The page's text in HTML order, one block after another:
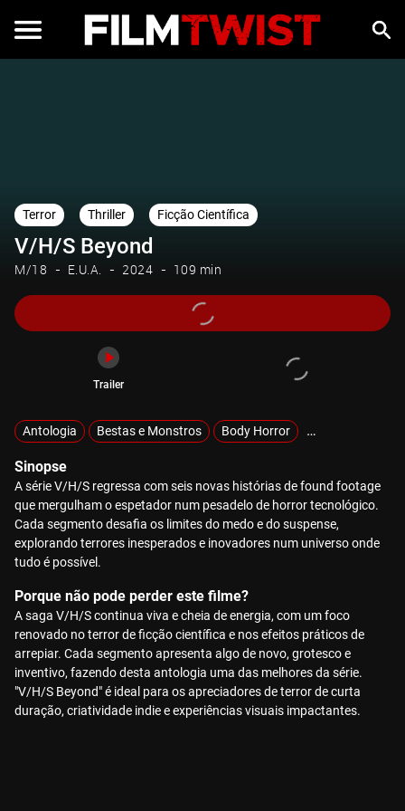
Terror Thriller Ficção Científica
V/H/S Beyond
M/18 E.U.A. 2024 109 min
Trailer
Antologia Bestas e Monstros Body Horror Demónios e
Sinopse
A série V/H/S regressa com seis novas histórias de found footage
que mergulham o espetador num pesadelo de horror tecnológico.
Cada segmento desafia os limites do medo e do suspense,
explorando terrores inesperados e inovadores num universo onde
tudo é possível.
Porque não pode perder este filme?
A saga V/H/S continua viva e cheia de energia, com um foco
renovado no terror de ficção científica e nos efeitos práticos de
arrepiar. Cada segmento apresenta algo de novo, grotesco e
inventivo, fazendo desta antologia uma das melhores da série.
"V/H/S Beyond" é ideal para os apreciadores de terror de curta
duração, criatividade indie e experiências visuais impactantes.